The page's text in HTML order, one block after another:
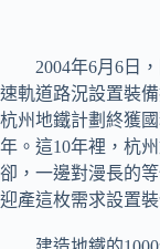
2004年6月6日，
速軌道路況設置裝
杭州地鐵計劃終獲
年。這10年裡，杭
卻，一邊對漫長的
迎產這枚需求設置